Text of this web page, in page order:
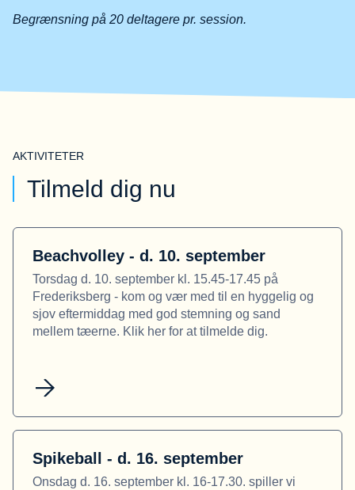
Begrænsning på 20 deltagere pr. session.
AKTIVITETER
Tilmeld dig nu
Beachvolley - d. 10. september
Torsdag d. 10. september kl. 15.45-17.45 på
Frederiksberg - kom og vær med til en hyggelig og
sjov eftermiddag med god stemning og sand
mellem tæerne. Klik her for at tilmelde dig.
Spikeball - d. 16. september
Onsdag d. 16. september kl. 16-17.30. spiller vi